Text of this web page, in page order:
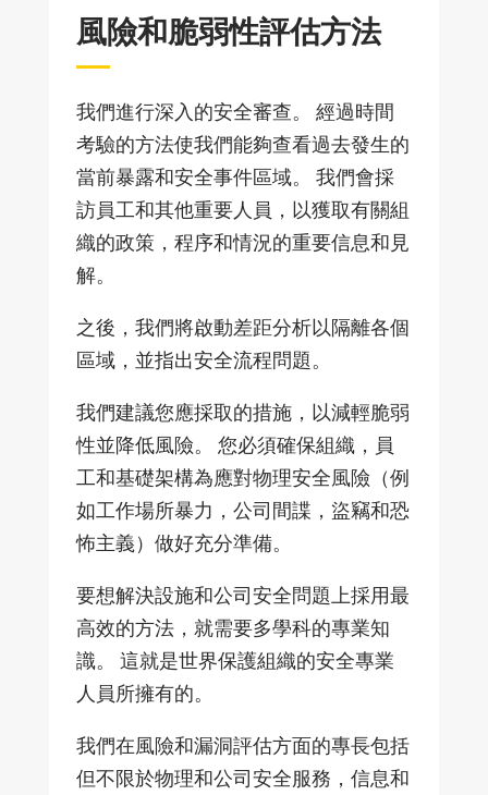
風險和脆弱性評估方法
我們進行深入的安全審查。 經過時間
考驗的方法使我們能夠查看過去發生的
當前暴露和安全事件區域。 我們會採
訪員工和其他重要人員，以獲取有關組
織的政策，程序和情況的重要信息和見
解。
之後，我們將啟動差距分析以隔離各個
區域，並指出安全流程問題。
我們建議您應採取的措施，以減輕脆弱
性並降低風險。 您必須確保組織，員
工和基礎架構為應對物理安全風險（例
如工作場所暴力，公司間諜，盜竊和恐
怖主義）做好充分準備。
要想解決設施和公司安全問題上採用最
高效的方法，就需要多學科的專業知
識。 這就是世界保護組織的安全專業
人員所擁有的。
我們在風險和漏洞評估方面的專長包括
但不限於物理和公司安全服務，信息和